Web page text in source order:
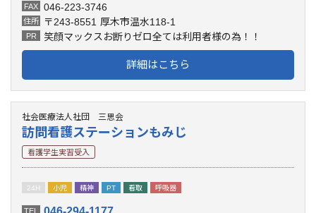
FAX 046-223-3746
住所 〒243-8551 厚木市温水118-1
PR 笑顔マックスお断りゼロ全ては利用者様の為！！
詳細はこちら
社会医療法人社団 三思会
訪問看護ステーションもみじ
看護学生実習受入
24H 小児 精神 PT 看取 呼吸器
TEL